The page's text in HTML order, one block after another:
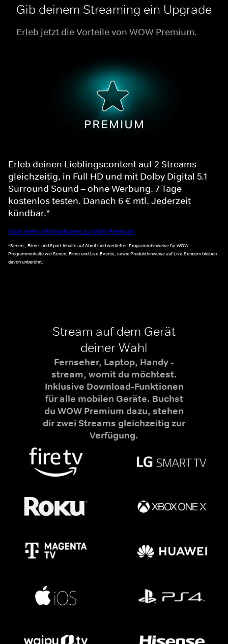
Gib deinem Streaming ein Upgrade
Erleb jetzt die Vorteile von WOW Premium.
Erleb deinen Lieblingscontent auf 2 Streams
gleichzeitig, in Full HD und mit Dolby Digital 5.1
Surround Sound – ohne Werbung. 7 Tage
kostenlos testen. Danach 6 € mtl. Jederzeit
kündbar.*
Noch mehr Informationen zu WOW Premium
*Serien-, Filme- und Sport-Inhalte auf Abruf sind werbefrei. Programmhinweise für WOW
Programminhalte wie Serien, Filme und Live-Events, sowie Produkthinweise auf Live-Sendern bleiben
davon unberührt.
Stream auf dem Gerät
deiner Wahl
Fernseher, Laptop, Handy -
stream, womit du möchtest.
Inklusive Download-Funktionen
für alle mobilen Geräte. Buchst
du WOW Premium dazu, stehen
dir zwei Streams gleichzeitig zur
Verfügung.